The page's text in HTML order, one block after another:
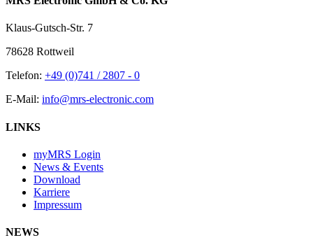
Klaus-Gutsch-Str. 7
78628 Rottweil
Telefon: +49 (0)741 / 2807 - 0
E-Mail: info@mrs-electronic.com
LINKS
myMRS Login
News & Events
Download
Karriere
Impressum
NEWS